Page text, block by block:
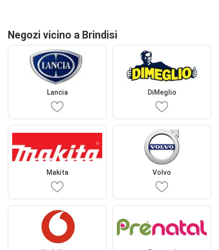
Negozi vicino a Brindisi
Lancia DiMeglio
Makita Volvo